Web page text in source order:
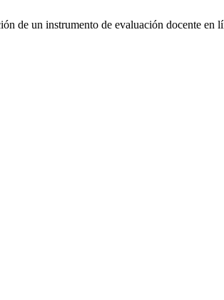
de un instrumento de evaluación docente en